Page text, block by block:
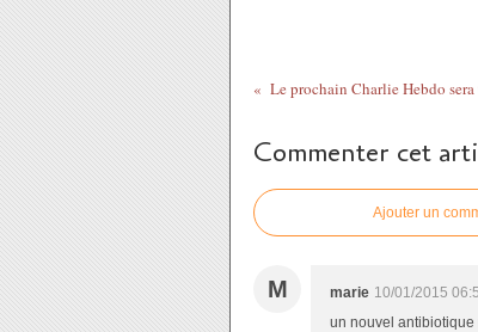
Commenter cet
Ajouter un
M marie 10/01/2015
un nouvel antibiotique